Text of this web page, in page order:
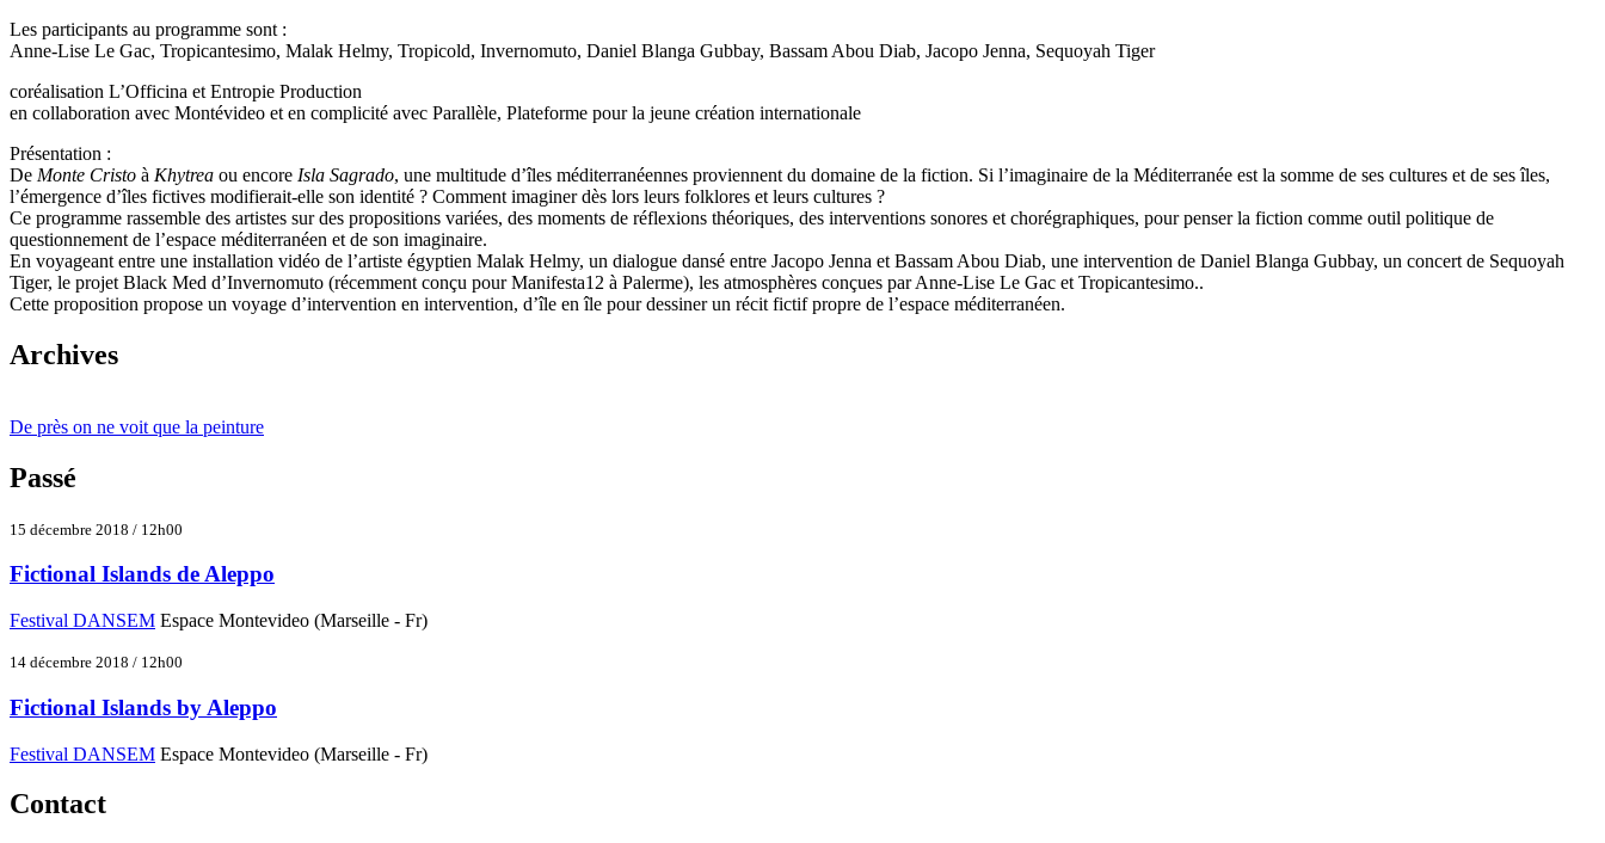
Les participants au programme sont :
Anne-Lise Le Gac, Tropicantesimo, Malak Helmy, Tropicold, Invernomuto, Daniel Blanga Gubbay, Bassam Abou Diab, Jacopo Jenna, Sequoyah Tiger
coréalisation L’Officina et Entropie Production
en collaboration avec Montévideo et en complicité avec Parallèle, Plateforme pour la jeune création internationale
Présentation :
De Monte Cristo à Khytrea ou encore Isla Sagrado, une multitude d’îles méditerranéennes proviennent du domaine de la fiction. Si l’imaginaire de la Méditerranée est la somme de ses cultures et de ses îles,
l’émergence d’îles fictives modifierait-elle son identité ? Comment imaginer dès lors leurs folklores et leurs cultures ?
Ce programme rassemble des artistes sur des propositions variées, des moments de réflexions théoriques, des interventions sonores et chorégraphiques, pour penser la fiction comme outil politique de
questionnement de l’espace méditerranéen et de son imaginaire.
En voyageant entre une installation vidéo de l’artiste égyptien Malak Helmy, un dialogue dansé entre Jacopo Jenna et Bassam Abou Diab, une intervention de Daniel Blanga Gubbay, un concert de Sequoyah
Tiger, le projet Black Med d’Invernomuto (récemment conçu pour Manifesta12 à Palerme), les atmosphères conçues par Anne-Lise Le Gac et Tropicantesimo..
Cette proposition propose un voyage d’intervention en intervention, d’île en île pour dessiner un récit fictif propre de l’espace méditerranéen.
Archives
De près on ne voit que la peinture
Passé
15 décembre 2018 / 12h00
Fictional Islands de Aleppo
Festival DANSEM Espace Montevideo (Marseille - Fr)
14 décembre 2018 / 12h00
Fictional Islands by Aleppo
Festival DANSEM Espace Montevideo (Marseille - Fr)
Contact